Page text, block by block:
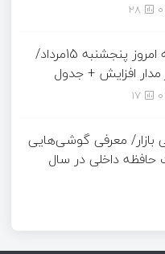
28
قیمت طلا و سکه امروز پنجشنبه 15مرداد/
افزایش + جدول
17
ترابایتی بازار/ معرفی گوشی‌هایی
حافظه داخلی در سال